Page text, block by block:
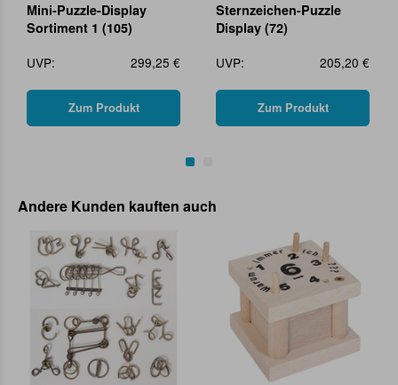
Mini-Puzzle-Display
Sortiment 1 (105)
UVP:
299,25 €
Zum Produkt
Sternzeichen-Puzzle
Display (72)
UVP:
205,20 €
Zum Produkt
Andere Kunden kauften auch